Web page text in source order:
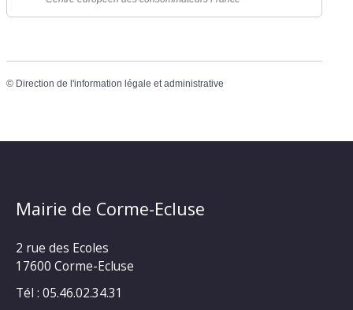
© Direction de l'information légale et administrative
Mairie de Corme-Ecluse
2 rue des Ecoles
17600 Corme-Ecluse
Tél : 05.46.02.34.31